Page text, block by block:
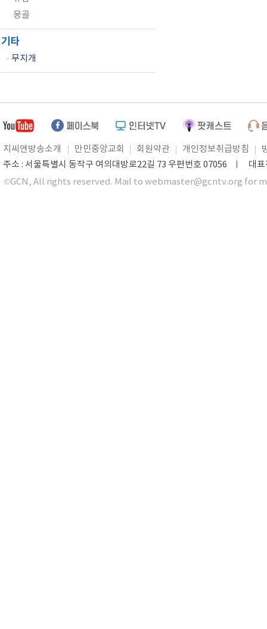
몽골
기타
- 무지개
지씨엔방송소개 만민중앙교회 회원약관 개인정보취급방침
주소 : 서울특별시 동작구 여의대방로22길 73 우편번호 07056 ㅣ 대
©GCN, All rights reserved. Mail to webmaster@gcntv.org for